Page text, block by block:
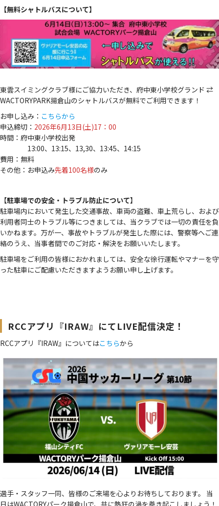
【無料シャトルバスについて】
東雲スイミングクラブ様にご協力いただき、府中東小学校グランド ⇄
WACTORYPARK揚倉山のシャトルバスが無料でご利用できます！
お申し込み： こちらから
申込締切： 2026年6月13日(土)17：00
時間：府中東小学校出発
13:00、13:15、13,30、13:45、14:15
費用：無料
その他：お申込み先着100名様のみ
【駐車場での安全・トラブル防止について】
駐車場内において発生した交通事故、車両の盗難、車上荒らし、および
利用者同士のトラブル等につきましては、当クラブでは一切の責任を負
いかねます。万が一、事故やトラブルが発生した際には、警察等へご連
絡のうえ、当事者間でのご対応・解決をお願いいたします。
駐車場をご利用の皆様におかれましては、安全な徐行運転やマナーを守
った駐車にご配慮いただきますようお願い申し上げます。
RCCアプリ『IRAW』にてLIVE配信決定！
RCCアプリ『IRAW』についてはこちらから
選手・スタッフ一同、皆様のご来場を心よりお待ちしております。 当